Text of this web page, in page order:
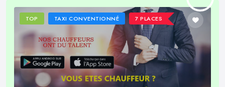
TOP TAXI CONVENTIONNÉ 7 PLACES